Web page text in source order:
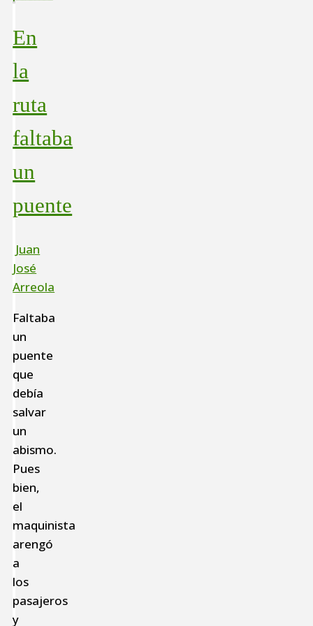
En
la
ruta
faltaba
un
puente
Juan
José
Arreola
Faltaba
un
puente
que
debía
salvar
un
abismo.
Pues
bien,
el
maquinista
arengó
a
los
pasajeros
y